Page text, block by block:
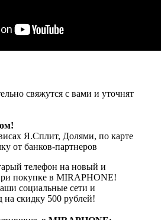
свяжутся с вами и уточнят
Я.Сплит, Долями, по карте
от банков-партнеров
телефон на новый и
покупке в MIRAPHONE!
социальные сети и
на скидку 500 рублей!